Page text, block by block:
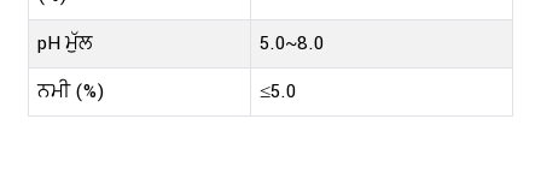
pH ਮੁੱਲ
5.0~8.0
ਨਮੀ (%)
≤5.0